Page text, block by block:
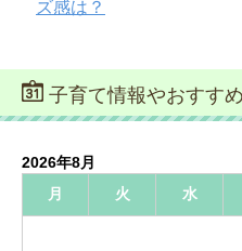
ズ感は？
子育て情報やおすす
2026年8月
月
火 水